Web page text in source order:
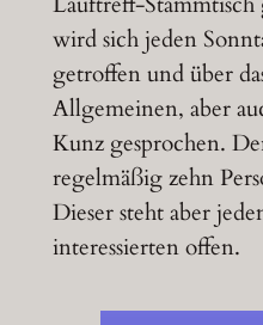
wird sich jeden
getroffen und über
Allgemeinen, aber
Kunz gesprochen.
regelmäßig zehn
Dieser steht aber
interessierten offen.